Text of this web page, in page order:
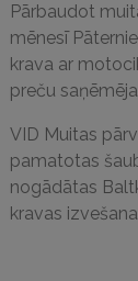
Pārbaudot
mēnesī
krava ar
preču
VID Muitas
pamatotas
nogādātas
kravas